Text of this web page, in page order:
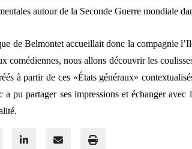
autour de la Seconde Guerre mondiale
de Belmontet accueillait donc la compagnie
comédiennes, nous allons découvrir les
à partir de ces «États généraux»
pu partager ses impressions et échanger